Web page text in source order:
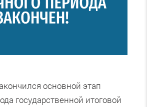
основной этап
государственной итоговой